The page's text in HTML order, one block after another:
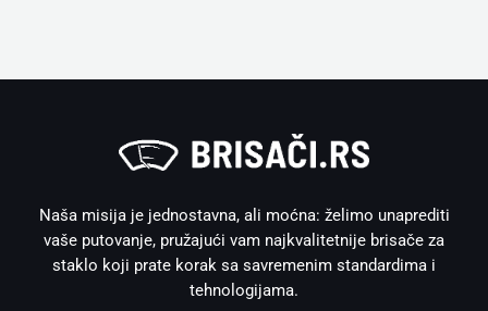
Naša misija je jednostavna, ali moćna: želimo unaprediti
vaše putovanje, pružajući vam najkvalitetnije brisače za
staklo koji prate korak sa savremenim standardima i
tehnologijama.